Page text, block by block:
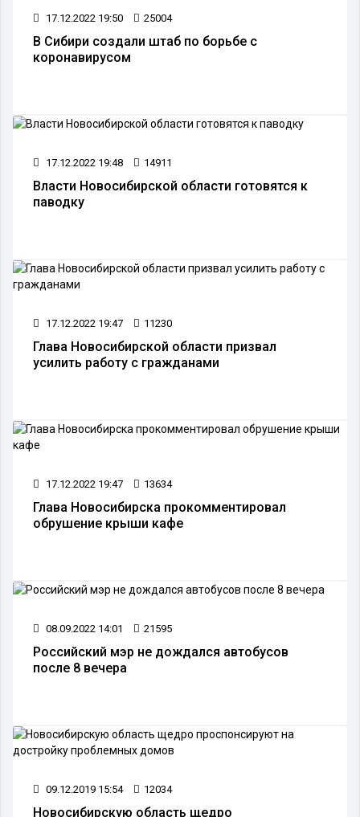
17.12.2022 19:50 25004
В Сибири создали штаб по борьбе с
коронавирусом
17.12.2022 19:48 14911
Власти Новосибирской области готовятся к
паводку
17.12.2022 19:47 11230
Глава Новосибирской области призвал
усилить работу с гражданами
17.12.2022 19:47 13634
Глава Новосибирска прокомментировал
обрушение крыши кафе
08.09.2022 14:01 21595
Российский мэр не дождался автобусов
после 8 вечера
09.12.2019 15:54 12034
Новосибирскую область щедро